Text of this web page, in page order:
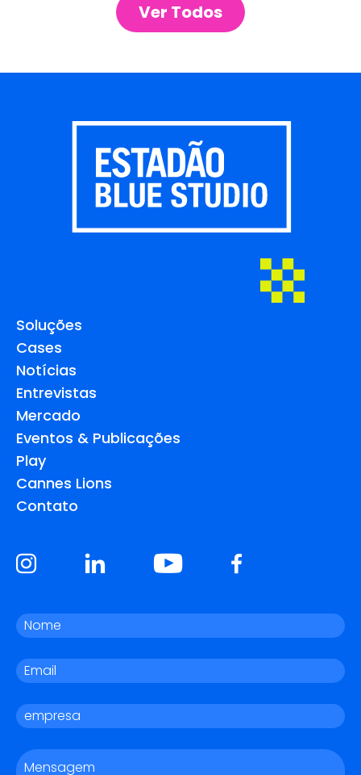
Ver Todos
Soluções
Cases
Notícias
Entrevistas
Mercado
Eventos & Publicações
Play
Cannes Lions
Contato